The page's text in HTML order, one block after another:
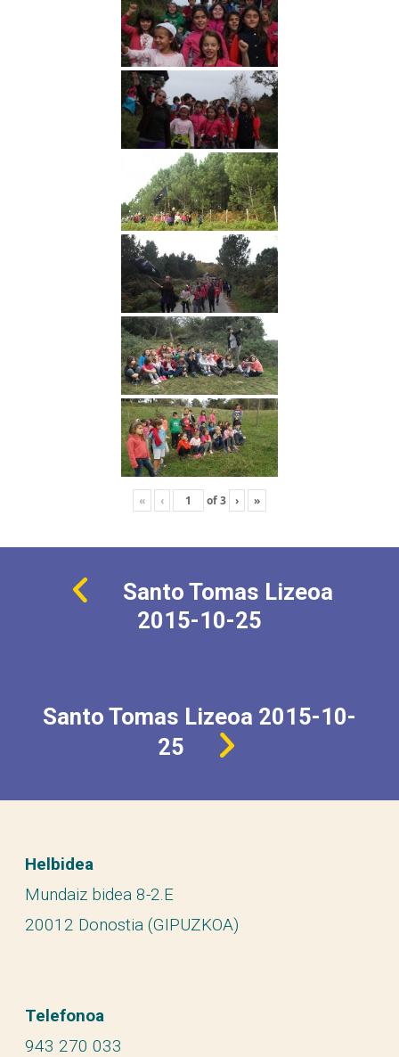
« ‹ of3 › »
Santo Tomas Lizeoa
2015-10-25
Santo Tomas Lizeoa 2015-10-
25
Helbidea
Mundaiz bidea 8-2.E
20012 Donostia (GIPUZKOA)
Telefonoa
943 270 033